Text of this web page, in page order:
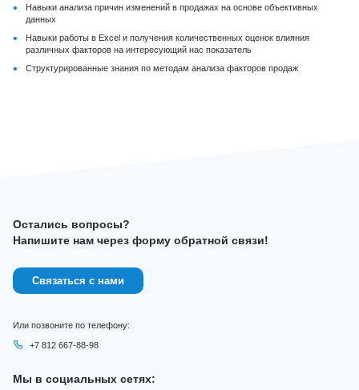
•
Навыки анализа причин изменений в продажах на основе объективных
данных
•
Навыки работы в Excel и получения количественных оценок влияния
различных факторов на интересующий нас показатель
• Структурированные знания по методам анализа факторов продаж
Остались вопросы?
Напишите нам через форму обратной связи!
Связаться с нами
Или позвоните по телефону:
+7 812 667-88-98
Мы в социальных сетях: